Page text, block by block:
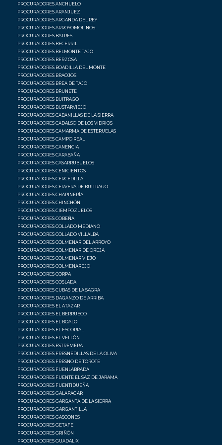
PROCURADORES ANCHUELO
PROCURADORES ARANJUEZ
PROCURADORES ARGANDA DEL REY
PROCURADORES ARROYOMOLINOS
PROCURADORES BATRES
PROCURADORES BECERRIL
PROCURADORES BELMONTE TAJO
PROCURADORES BERZOSA
PROCURADORES BOADILLA DEL MONTE
PROCURADORES BRAOJOS
PROCURADORES BREA DE TAJO
PROCURADORES BRUNETE
PROCURADORES BUITRAGO
PROCURADORES BUSTARVIEJO
PROCURADORES CABANILLAS DE LA SIERRA
PROCURADORES CADALSO DE LOS VIDRIOS
PROCURADORES CAMARMA DE ESTERUELAS
PROCURADORES CAMPO REAL
PROCURADORES CANENCIA
PROCURADORES CARABAÑA
PROCURADORES CASARRUBUELOS
PROCURADORES CENICIENTOS
PROCURADORES CERCEDILLA
PROCURADORES CERVERA DE BUITRAGO
PROCURADORES CHAPINERÍA
PROCURADORES CHINCHÓN
PROCURADORES CIEMPOZUELOS
PROCURADORES COBEÑA
PROCURADORES COLLADO MEDIANO
PROCURADORES COLLADO VILLALBA
PROCURADORES COLMENAR DEL ARROYO
PROCURADORES COLMENAR DE OREJA
PROCURADORES COLMENAR VIEJO
PROCURADORES COLMENAREJO
PROCURADORES CORPA
PROCURADORES COSLADA
PROCURADORES CUBAS DE LA SAGRA
PROCURADORES DAGANZO DE ARRIBA
PROCURADORES EL ATAZAR
PROCURADORES EL BERRUECO
PROCURADORES EL BOALO
PROCURADORES EL ESCORIAL
PROCURADORES EL VELLÓN
PROCURADORES ESTREMERA
PROCURADORES FRESNEDILLAS DE LA OLIVA
PROCURADORES FRESNO DE TOROTE
PROCURADORES FUENLABRADA
PROCURADORES FUENTE EL SAZ DE JARAMA
PROCURADORES FUENTIDUEÑA
PROCURADORES GALAPAGAR
PROCURADORES GARGANTA DE LA SIERRA
PROCURADORES GARGANTILLA
PROCURADORES GASCONES
PROCURADORES GETAFE
PROCURADORES GRIÑÓN
PROCURADORES GUADALIX